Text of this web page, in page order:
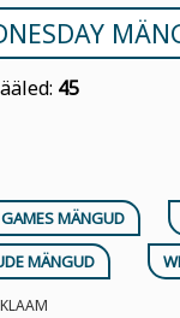
45
MÄNGUD
MÄNGUD